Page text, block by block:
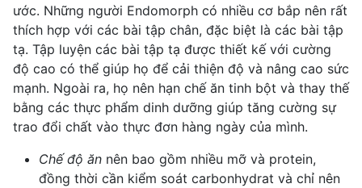
ước. Những người Endomorph có nhiều cơ bắp nên rất
thích hợp với các bài tập chân, đặc biệt là các bài tập
tạ. Tập luyện các bài tập tạ được thiết kế với cường
độ cao có thể giúp họ để cải thiện độ và nâng cao sức
mạnh. Ngoài ra, họ nên hạn chế ăn tinh bột và thay thế
bằng các thực phẩm dinh dưỡng giúp tăng cường sự
trao đổi chất vào thực đơn hàng ngày của mình.
Chế độ ăn nên bao gồm nhiều mỡ và protein,
đồng thời cần kiểm soát carbonhydrat và chỉ nên